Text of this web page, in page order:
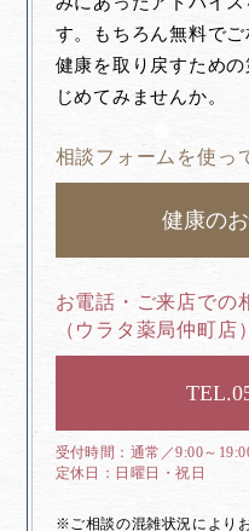
す。もちろん無料で
健康を取り戻すため
じめてみませんか。
相談フォームを使っ
健康の
お電話・ご来店での
（ウラタ薬局仲町店）
通常／9:00～
日曜日・祝日
※ご相談の混雑状況により